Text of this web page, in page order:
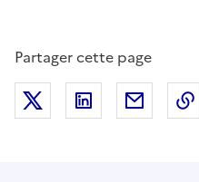
Partager cette page
Partager sur X
Partager sur